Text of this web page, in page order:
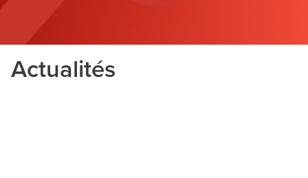
Actualités